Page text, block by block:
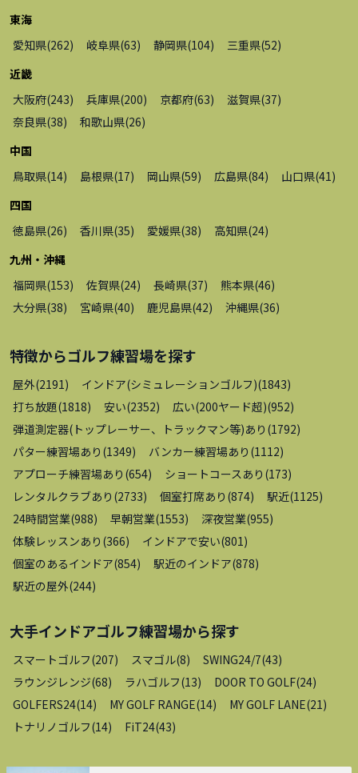
東海
愛知県(262) 岐阜県(63) 静岡県(104) 三重県(52)
近畿
大阪府(243) 兵庫県(200) 京都府(63) 滋賀県(37)
奈良県(38) 和歌山県(26)
中国
鳥取県(14) 島根県(17) 岡山県(59) 広島県(84) 山口県(41)
四国
徳島県(26) 香川県(35) 愛媛県(38) 高知県(24)
九州・沖縄
福岡県(153) 佐賀県(24) 長崎県(37) 熊本県(46)
大分県(38) 宮崎県(40) 鹿児島県(42) 沖縄県(36)
特徴からゴルフ練習場を探す
屋外(2191) インドア(シミュレーションゴルフ)(1843)
打ち放題(1818) 安い(2352) 広い(200ヤード超)(952)
弾道測定器(トップレーサー、トラックマン等)あり (1792)
パター練習場あり (1349) バンカー練習場あり (1112)
アプローチ練習場あり (654) ショートコースあり (173)
レンタルクラブあり (2733) 個室打席あり (874) 駅近(1125)
24時間営業(988) 早朝営業(1553) 深夜営業(955)
体験レッスンあり (366) インドアで安い(801)
個室のあるインドア(854) 駅近のインドア(878)
駅近の屋外(244)
大手インドアゴルフ練習場から探す
スマートゴルフ(207) スマゴル(8) SWING24/7(43)
ラウンジレンジ(68) ラハゴルフ(13) DOOR TO GOLF(24)
GOLFERS24(14) MY GOLF RANGE(14) MY GOLF LANE(21)
トナリノゴルフ(14) FiT24(43)